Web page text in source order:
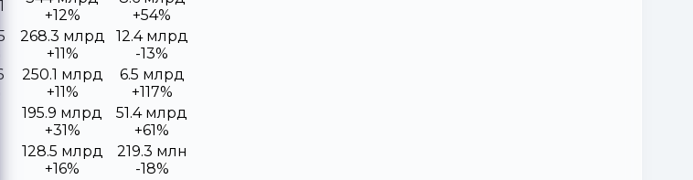
+12%
+54%
268.3 млрд
+11%
12.4 млрд
-13%
250.1 млрд
+11%
6.5 млрд
+117%
195.9 млрд
+31%
51.4 млрд
+61%
128.5 млрд
+16%
219.3 млн
-18%